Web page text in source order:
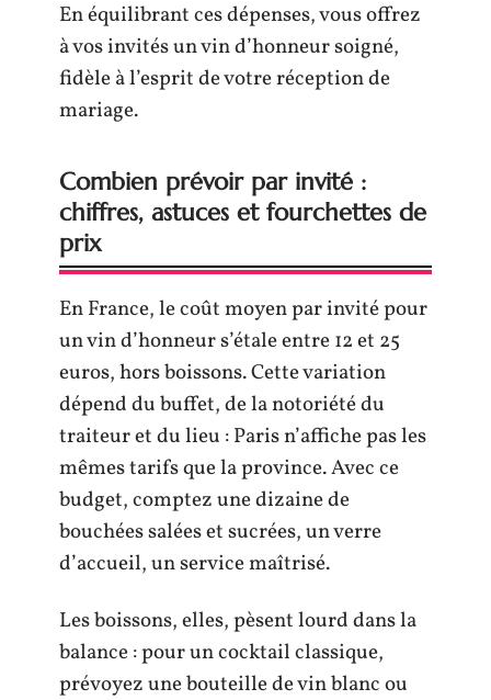
En équilibrant ces dépenses, vous offrez
à vos invités un vin d’honneur soigné,
fidèle à l’esprit de votre réception de
mariage.
Combien prévoir par invité :
chiffres, astuces et fourchettes de
prix
En France, le coût moyen par invité pour
un vin d’honneur s’étale entre 12 et 25
euros, hors boissons. Cette variation
dépend du buffet, de la notoriété du
traiteur et du lieu : Paris n’affiche pas les
mêmes tarifs que la province. Avec ce
budget, comptez une dizaine de
bouchées salées et sucrées, un verre
d’accueil, un service maîtrisé.
Les boissons, elles, pèsent lourd dans la
balance : pour un cocktail classique,
prévoyez une bouteille de vin blanc ou